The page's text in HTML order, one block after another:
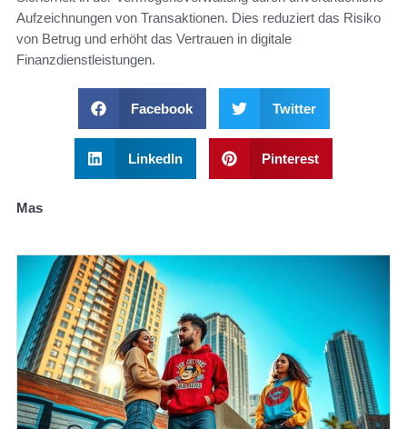
Aufzeichnungen von Transaktionen. Dies reduziert das Risiko
von Betrug und erhöht das Vertrauen in digitale
Finanzdienstleistungen.
Facebook Twitter
LinkedIn Pinterest
Mas